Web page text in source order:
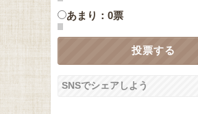
あまり：0票
SNSでシェアしよう